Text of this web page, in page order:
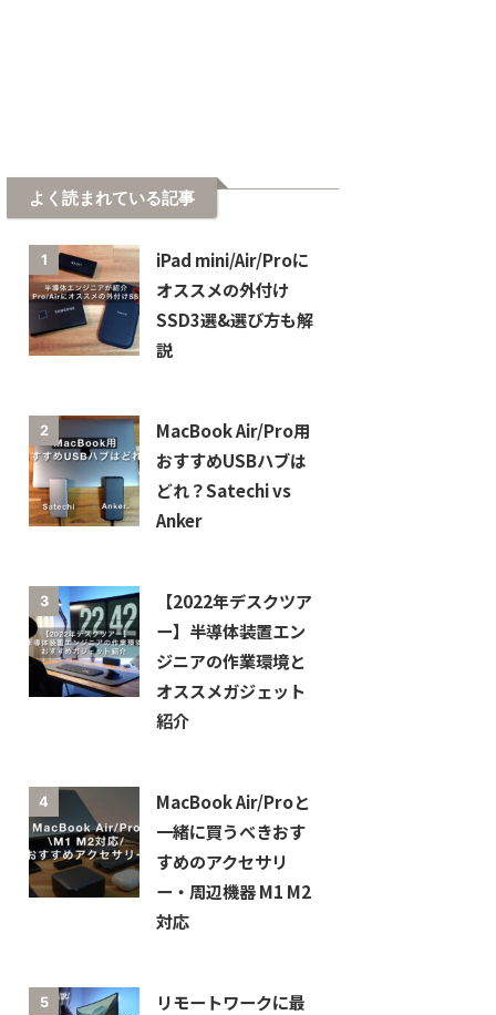
よく読まれている記事
1
iPad mini/Air/Proに
オススメの外付け
SSD3選&選び方も解
説
2
MacBook Air/Pro用
おすすめUSBハブは
どれ？Satechi vs
Anker
3
【2022年デスクツア
ー】半導体装置エン
ジニアの作業環境と
オススメガジェット
紹介
4
MacBook Air/Proと
一緒に買うべきおす
すめのアクセサリ
ー・周辺機器 M1 M2
対応
5
リモートワークに最